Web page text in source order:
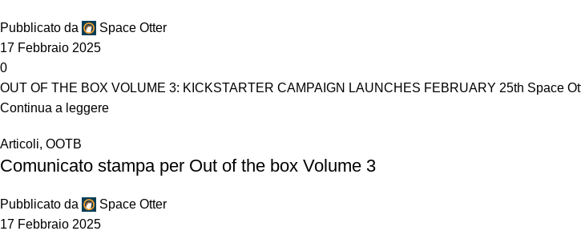
Pubblicato da
Space Otter
17 Febbraio 2025
0
OUT OF THE BOX VOLUME 3: KICKSTARTER CAMPAIGN LAUNCHES FEBRUARY 25th Space
Continua a leggere
Articoli, OOTB
Comunicato stampa per Out of the box Volume 3
Pubblicato da
Space Otter
17 Febbraio 2025